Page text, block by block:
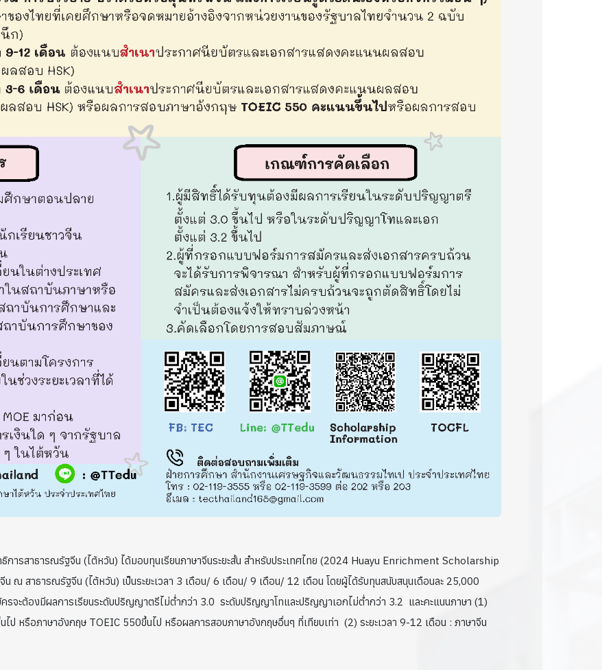
ารสาธารณรัฐจีน (ไต้หวัน) ได้มอบทุนเรียนภาษาจีนระยะสั้น สำหรับประเทศไทย (2024 Huayu Enrichment Scholarship
ณ สาธารณรัฐจีน (ไต้หวัน) เป็นระยะเวลา 3 เดือน/ 6 เดือน/ 9 เดือน/ 12 เดือน โดยผู้ได้รับทุนสนับสนุนเดือนละ 25,000
ะต้องมีผลการเรียนระดับปริญญาตรีไม่ต่ำกว่า 3.0 ระดับปริญญาโทและปริญญาเอกไม่ต่ำกว่า 3.2 และคะแนนภาษา (1)
ป หรือภาษาอังกฤษ TOEIC 550ขึ้นไป หรือผลการสอบภาษาอังกฤษอื่นๆ ที่เทียบเท่า (2) ระยะเวลา 9-12 เดือน : ภาษาจีน